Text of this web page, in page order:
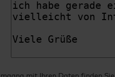
mit Ihren Daten finden